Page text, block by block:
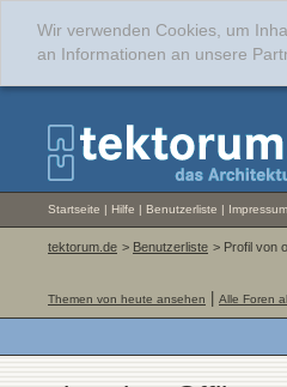
Wir verwenden Cookies, um
an Informationen an unsere
Startseite | Hilfe | Benutzerliste |
tektorum.de > Benutzerliste > Profil von
Themen von heute ansehen Alle Foren